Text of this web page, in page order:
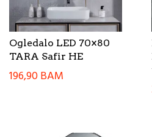
Ogledalo LED 70×80
TARA Safir HE
196,90BAM